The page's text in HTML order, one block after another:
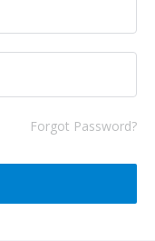
Forgot Password?